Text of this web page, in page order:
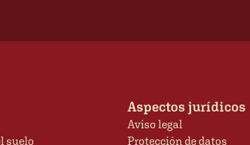
suelo
Aspectos jurídicos
Aviso legal
Protección de datos